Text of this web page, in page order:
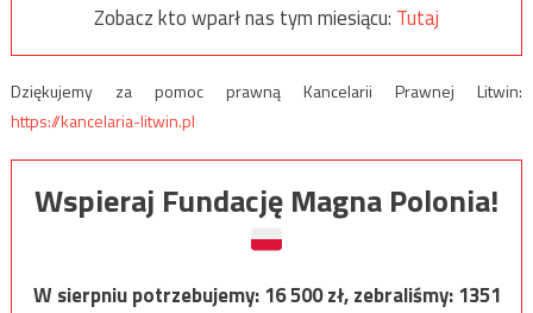
Zobacz kto wparł nas tym miesiącu: Tutaj
Dziękujemy za pomoc prawną Kancelarii Prawnej Litwin:
https://kancelaria-litwin.pl
Wspieraj Fundację Magna Polonia!
W sierpniu potrzebujemy:16 500zł, zebraliśmy:1351